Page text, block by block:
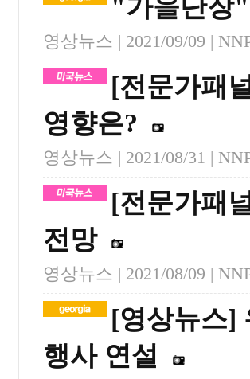
"가을단장
영상뉴스 | 2021/09/09 |
[전문가패
영향은?
영상뉴스 | 2021/08/31 |
[전문가패
전망
영상뉴스 | 2021/08/09 |
[영상뉴스]
행사 연설